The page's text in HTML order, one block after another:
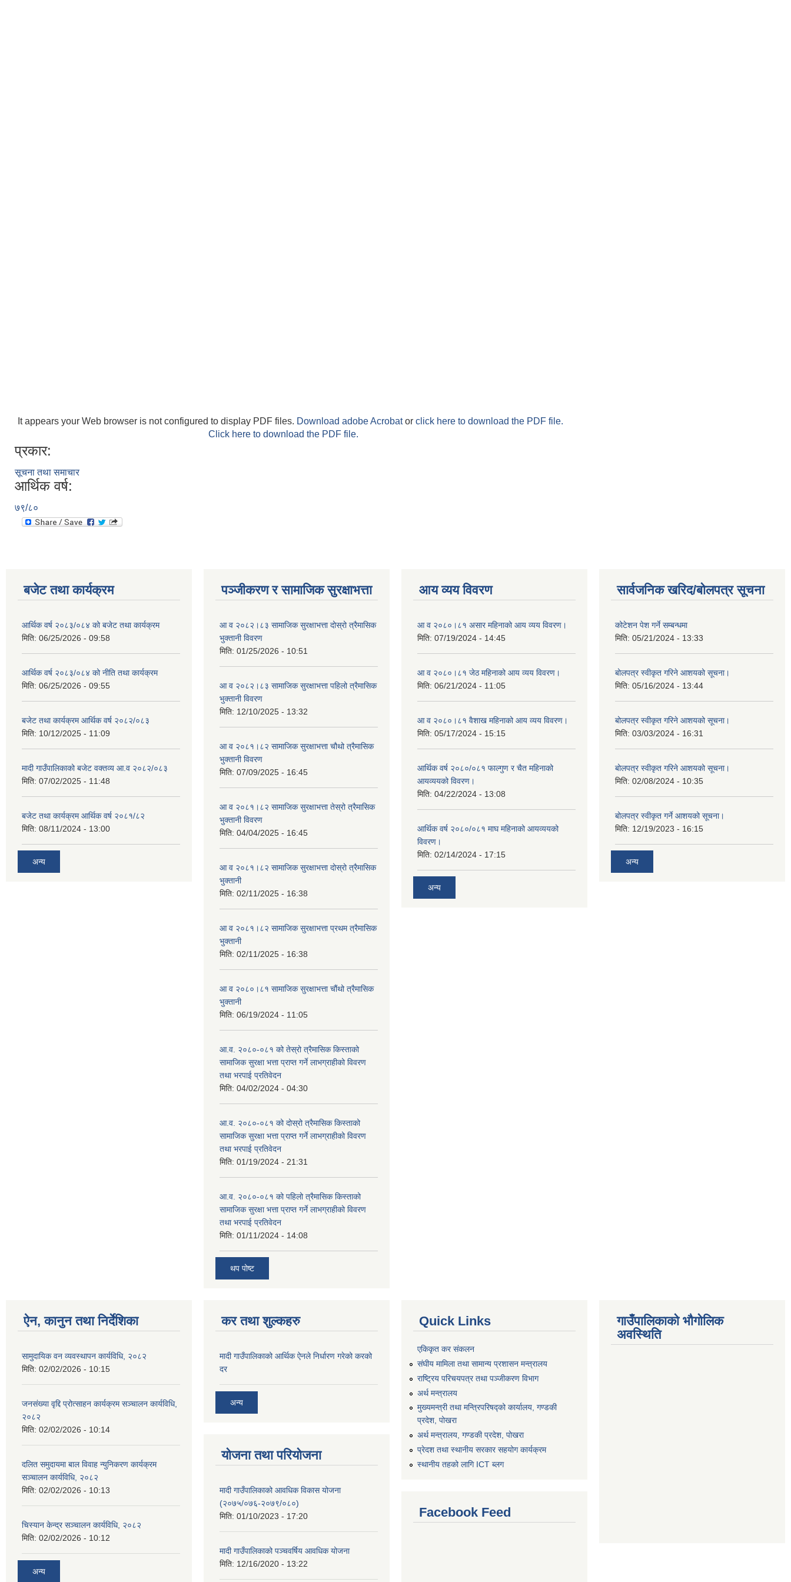
It appears your Web browser is not configured to display PDF files. Download adobe Acrobator click here to download the PDF file.
Click here to download the PDF file.
प्रकार:
सूचना तथा समाचार
आर्थिक वर्ष:
७९/८०
बजेट तथा कार्यक्रम
आर्थिक वर्ष २०८३/०८४ को बजेट तथा कार्यक्रम
मिति: 06/25/2026 - 09:58
आर्थिक वर्ष २०८३/०८४ को नीति तथा कार्यक्रम
मिति: 06/25/2026 - 09:55
बजेट तथा कार्यक्रम आर्थिक वर्ष २०८२/०८३
मिति: 10/12/2025 - 11:09
मादी गाउँपालिकाको बजेट वक्तव्य आ.व २०८२/०८३
मिति: 07/02/2025 - 11:48
बजेट तथा कार्यक्रम आर्थिक वर्ष २०८१/८२
मिति: 08/11/2024 - 13:00
अन्य
पञ्जीकरण र सामाजिक सुरक्षाभत्ता
आ व २०८२।८३ सामाजिक सुरक्षाभत्ता दोस्रो त्रैमासिक
भुक्तानी विवरण
मिति: 01/25/2026 - 10:51
आ व २०८२।८३ सामाजिक सुरक्षाभत्ता पहिलो त्रैमासिक
भुक्तानी विवरण
मिति: 12/10/2025 - 13:32
आ व २०८१।८२ सामाजिक सुरक्षाभत्ता चौथो त्रैमासिक
भुक्तानी विवरण
मिति: 07/09/2025 - 16:45
आ व २०८१।८२ सामाजिक सुरक्षाभत्ता तेस्रो त्रैमासिक
भुक्तानी विवरण
मिति: 04/04/2025 - 16:45
आ व २०८१।८२ सामाजिक सुरक्षाभत्ता दोस्रो त्रैमासिक
भुक्तानी
मिति: 02/11/2025 - 16:38
आ व २०८१।८२ सामाजिक सुरक्षाभत्ता प्रथम त्रैमासिक
भुक्तानी
मिति: 02/11/2025 - 16:38
आ व २०८०।८१ सामाजिक सुरक्षाभत्ता चौंथो त्रैमासिक
भुक्तानी
मिति: 06/19/2024 - 11:05
आ.व. २०८०-०८१ को तेस्रो त्रैमासिक किस्ताको
सामाजिक सुरक्षा भत्ता प्राप्त गर्ने लाभग्राहीको विवरण
तथा भरपाई प्रतिवेदन
मिति: 04/02/2024 - 04:30
आ.व. २०८०-०८१ को दोस्रो त्रैमासिक किस्ताको
सामाजिक सुरक्षा भत्ता प्राप्त गर्ने लाभग्राहीको विवरण
तथा भरपाई प्रतिवेदन
मिति: 01/19/2024 - 21:31
आ.व. २०८०-०८१ को पहिलो त्रैमासिक किस्ताको
सामाजिक सुरक्षा भत्ता प्राप्त गर्ने लाभग्राहीको विवरण
तथा भरपाई प्रतिवेदन
मिति: 01/11/2024 - 14:08
थप पोष्ट
आय व्यय विवरण
आ व २०८०।८१ असार महिनाको आय व्यय विवरण।
मिति: 07/19/2024 - 14:45
आ व २०८०।८१ जेठ महिनाको आय व्यय विवरण।
मिति: 06/21/2024 - 11:05
आ व २०८०।८१ वैशाख महिनाको आय व्यय विवरण।
मिति: 05/17/2024 - 15:15
आर्थिक वर्ष २०८०/०८१ फाल्गुण र चैत महिनाको
आयव्ययको विवरण।
मिति: 04/22/2024 - 13:08
आर्थिक वर्ष २०८०/०८१ माघ महिनाको आयव्ययको
विवरण।
मिति: 02/14/2024 - 17:15
अन्य
सार्वजनिक खरिद/बोलपत्र सूचना
कोटेशन पेश गर्ने सम्बन्धमा
मिति: 05/21/2024 - 13:33
बोलपत्र स्वीकृत गरिने आशयको सूचना।
मिति: 05/16/2024 - 13:44
बोलपत्र स्वीकृत गरिने आशयको सूचना।
मिति: 03/03/2024 - 16:31
बोलपत्र स्वीकृत गरिने आशयको सूचना।
मिति: 02/08/2024 - 10:35
बोलपत्र स्वीकृत गर्ने आशयको सूचना।
मिति: 12/19/2023 - 16:15
अन्य
ऐन, कानुन तथा निर्देशिका
सामुदायिक वन व्यवस्थापन कार्यविधि, २०८२
मिति: 02/02/2026 - 10:15
जनसंख्या वृद्दि प्रोत्साहन कार्यक्रम सञ्‍चालन कार्यविधि,
२०८२
मिति: 02/02/2026 - 10:14
दलित समुदायमा बाल विवाह न्युनिकरण कार्यक्रम
सञ्‍चालन कार्यविधि, २०८२
मिति: 02/02/2026 - 10:13
चिस्यान केन्द्र सञ्‍चालन कार्यविधि, २०८२
मिति: 02/02/2026 - 10:12
अन्य
कर तथा शुल्कहरु
मादी गाउँपालिकाको आर्थिक ऐनले निर्धारण गरेको करको
दर
अन्य
योजना तथा परियोजना
मादी गाउँपालिकाको आवधिक विकास योजना
(२०७५/०७६-२०७९/०८०)
मिति: 01/10/2023 - 17:20
मादी गाउँपालिकाको पञ्चवर्षिय आवधिक योजना
मिति: 12/16/2020 - 13:22
Quick Links
एकिकृत कर संकलन
संघीय मामिला तथा सामान्य प्रशासन मन्त्रालय
राष्ट्रिय परिचयपत्र तथा पञ्जीकरण विभाग
अर्थ मन्त्रालय
मुख्यमन्त्री तथा मन्त्रिपरिषद्को कार्यालय, गण्डकी
प्रदेश, पोखरा
अर्थ मन्त्रालय, गण्डकी प्रदेश, पोखरा
प्रेदश तथा स्थानीय सरकार सहयोग कार्यक्रम
स्थानीय तहको लागि ICT ब्लग
Facebook Feed
गाउँपालिकाको भौगोलिक
अवस्थिति